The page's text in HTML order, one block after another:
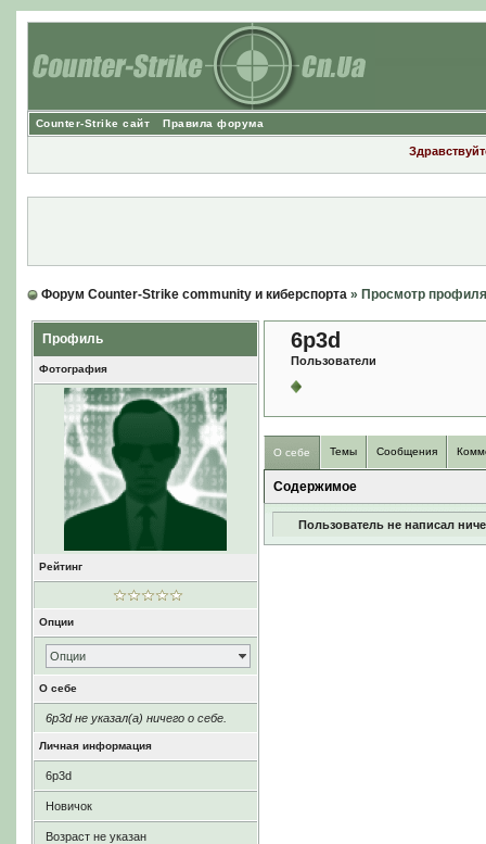
Counter-Strike сайт Правила форума
Форум Counter-Strike community и киберспорта» Просмотр профиля
Профиль
Фотография
Рейтинг
Опции
Опции
О себе
6p3d не указал(а) ничего о себе.
Личная информация
6p3d
Новичок
Возраст не указан
6p3d
Пользователи
О себе Темы Сообщения
Содержимое
Пользователь не написал